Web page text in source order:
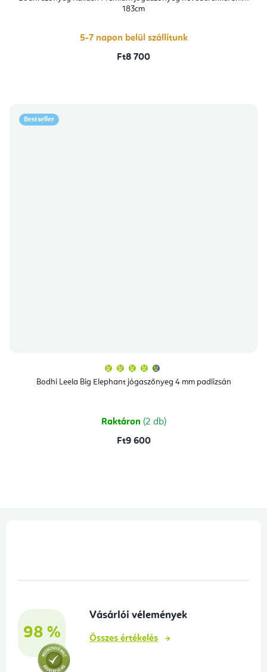
183cm
értékelése
csillag.
5-7 napon belül szállítunk
Ft8 700
Bestseller
Bodhi Leela Big Elephant jógaszőnyeg 4 mm padlizsán
átlagos
értékelése
csillag.
Raktáron (2 db)
Ft9 600
98 %
Vásárlói vélemények
Összes értékelés